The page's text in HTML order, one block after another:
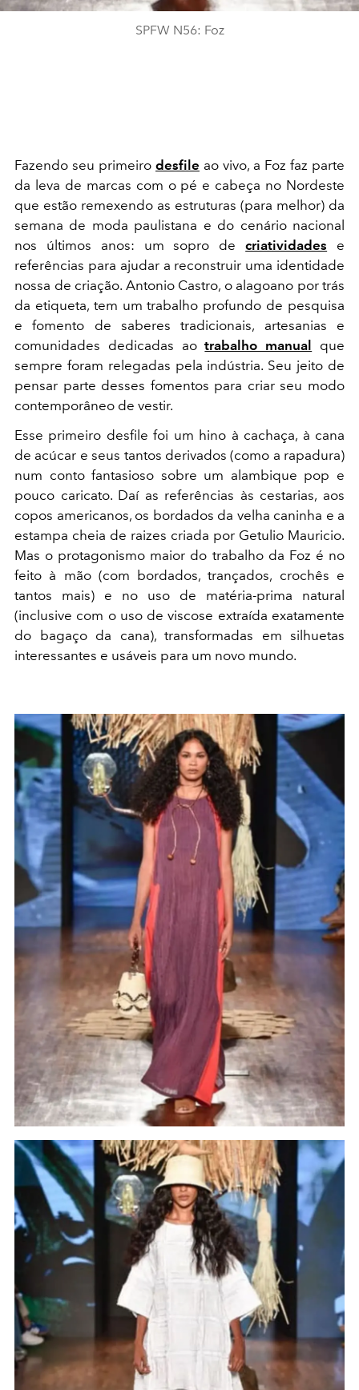
SPFW N56: Foz
Fazendo seu primeiro desfile ao vivo, a Foz faz parte
da leva de marcas com o pé e cabeça no Nordeste
que estão remexendo as estruturas (para melhor) da
semana de moda paulistana e do cenário nacional
nos últimos anos: um sopro decriatividades e
referências para ajudar a reconstruir uma identidade
nossa de criação. Antonio Castro, o alagoano por trás
da etiqueta, tem um trabalho profundo de pesquisa
e fomento de saberes tradicionais, artesanias e
comunidades dedicadas aotrabalho manual
que
sempre foram relegadas pela indústria. Seu jeito de
pensar parte desses fomentos para criar seu modo
contemporâneo de vestir.
Esse primeiro desfile foi um hino à cachaça, à cana
de acúcar e seus tantos derivados (como a rapadura)
num conto fantasioso sobre um alambique pop e
pouco caricato. Daí as referências às cestarias, aos
copos americanos, os bordados da velha caninha e a
estampa cheia de raizes criada por Getulio Mauricio.
Mas o protagonismo maior do trabalho da Foz é no
feito à mão (com bordados, trançados, crochês e
tantos mais) e no uso de matéria-prima natural
(inclusive com o uso de viscose extraída exatamente
do bagaço da cana), transformadas em silhuetas
interessantes e usáveis para um novo mundo.